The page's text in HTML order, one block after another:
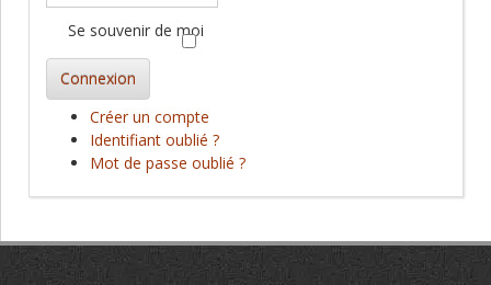
Se souvenir de moi
Connexion
Créer un compte
Identifiant oublié ?
Mot de passe oublié ?